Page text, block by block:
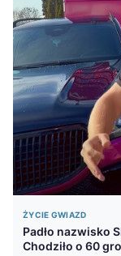
ŻYCIE GWIAZD
Padło nazwisko
Chodziło o 60